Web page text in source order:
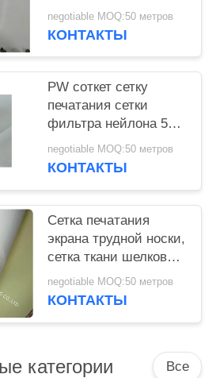
нейлона 10 микронов
negotiable MOQ:50 метров
КОНТАКТЫ
PW соткет сетку
печатания сетки
фильтра нейлона 5
микронов
negotiable MOQ:50 метров
КОНТАКТЫ
Сетка печатания
экрана трудной носки,
сетка ткани шелковой
ширмы полиэстера
моноволокна
negotiable MOQ:50 метров
КОНТАКТЫ
категории Все